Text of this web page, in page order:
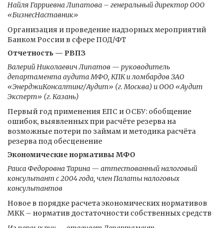
Найля Гарриевна Липатова – генеральный директор ООО
«БизнесНаставник»
Организация и проведение надзорных мероприятий
Банком России в сфере ПОД/ФТ
Отчетность — РВПЗ
Валерий Николаевич Липатов — руководитель
департамента аудита МФО, КПК и ломбардов ЗАО
«ЭнерджиКонсалтинг/Аудит» (г. Москва) и ООО «Аудит
Эксперт» (г. Казань)
Первый год применения ЕПС и ОСБУ: обобщение
ошибок, выявленных при расчёте резерва на
возможные потери по займам и методика расчёта
резерва под обесценение
Экономические нормативы МФО
Раиса Федоровна Тарина — аттестованный налоговый
консультант с 2004 года, член Палаты налоговых
консультантов
Новое в порядке расчета экономических нормативов
МКК – норматив достаточности собственных средств